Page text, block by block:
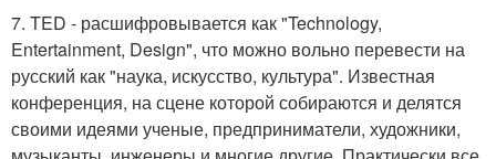
7. TED - расшифровывается как "Technology,
Entertainment, Design", что можно вольно перевести на
русский как "наука, искусство, культура". Известная
конференция, на сцене которой собираются и делятся
своими идеями ученые, предприниматели, художники,